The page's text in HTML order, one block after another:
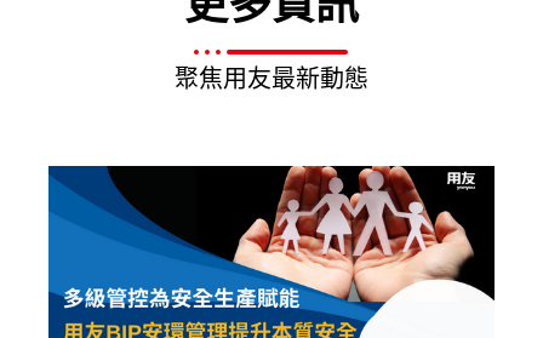
聚焦用友最新動態